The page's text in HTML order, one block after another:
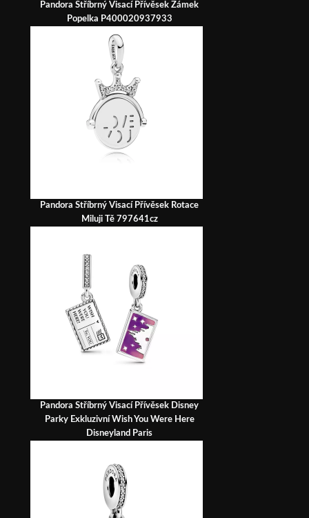
Pandora Stříbrný Visací Přívěsek Zámek
Popelka P400020937933
Pandora Stříbrný Visací Přívěsek Rotace
Miluji Tě 797641cz
Pandora Stříbrný Visací Přívěsek Disney
Parky Exkluzivní Wish You Were Here
Disneyland Paris